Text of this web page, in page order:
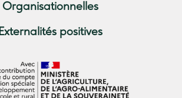
Organisationnelles
Externalités positives